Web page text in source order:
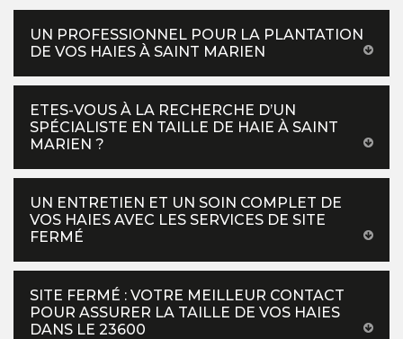
UN PROFESSIONNEL POUR LA PLANTATION
DE VOS HAIES À SAINT MARIEN
ETES-VOUS À LA RECHERCHE D’UN
SPÉCIALISTE EN TAILLE DE HAIE À SAINT
MARIEN ?
UN ENTRETIEN ET UN SOIN COMPLET DE
VOS HAIES AVEC LES SERVICES DE SITE
FERMÉ
SITE FERMÉ : VOTRE MEILLEUR CONTACT
POUR ASSURER LA TAILLE DE VOS HAIES
DANS LE 23600